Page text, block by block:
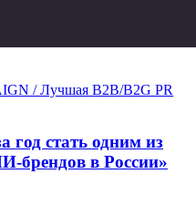
/ Лучшая B2B/B2G PR
год стать одним из
брендов в России»